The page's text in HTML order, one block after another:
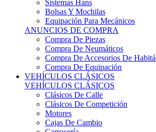
Sistemas Hans
Bolsas Y Mochilas
Equipación Para Mecánicos
ANUNCIOS DE COMPRA
Compra De Piezas
Compra De Neumáticos
Compra De Accesorios De
Compra De Equipación
VEHÍCULOS CLÁSICOS
VEHÍCULOS CLÁSICOS
Clásicos De Calle
Clásicos De Competición
Motores
Cajas De Cambio